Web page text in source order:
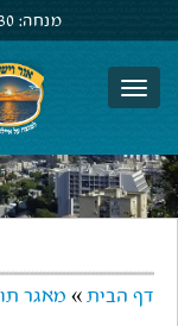
מנחה: –
דף הבית » מאגר